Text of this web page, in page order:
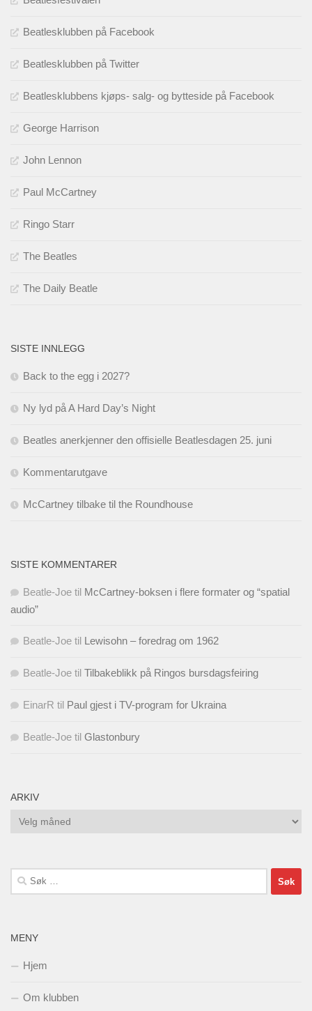
Beatlesklubben på Facebook
Beatlesklubben på Twitter
Beatlesklubbens kjøps- salg- og bytteside på Facebook
George Harrison
John Lennon
Paul McCartney
Ringo Starr
The Beatles
The Daily Beatle
SISTE INNLEGG
Back to the egg i 2027?
Ny lyd på A Hard Day’s Night
Beatles anerkjenner den offisielle Beatlesdagen 25. juni
Kommentarutgave
McCartney tilbake til the Roundhouse
SISTE KOMMENTARER
Beatle-Joe til McCartney-boksen i flere formater og “spatial
audio”
Beatle-Joe til Lewisohn – foredrag om 1962
Beatle-Joe til Tilbakeblikk på Ringos bursdagsfeiring
EinarR til Paul gjest i TV-program for Ukraina
Beatle-Joe til Glastonbury
ARKIV
Arkiv
Søk
etter:
MENY
Hjem
Om klubben